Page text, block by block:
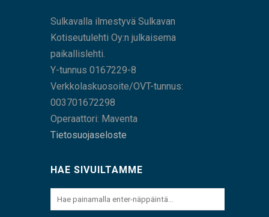
Sulkavalla ilmestyvä Sulkavan
Kotiseutulehti Oy:n julkaisema
paikallislehti.
Y-tunnus 0167229-8
Verkkolaskuosoite/OVT-tunnus:
003701672298
Operaattori: Maventa
Tietosuojaseloste
HAE SIVUILTAMME